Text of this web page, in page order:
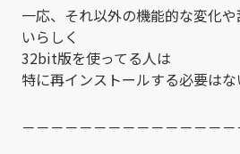
一応、それ以外の機能的な変化
いらしく
32bit版を使ってる人は
特に再インストールする必要はな
－－－－－－－－－－－－－－－